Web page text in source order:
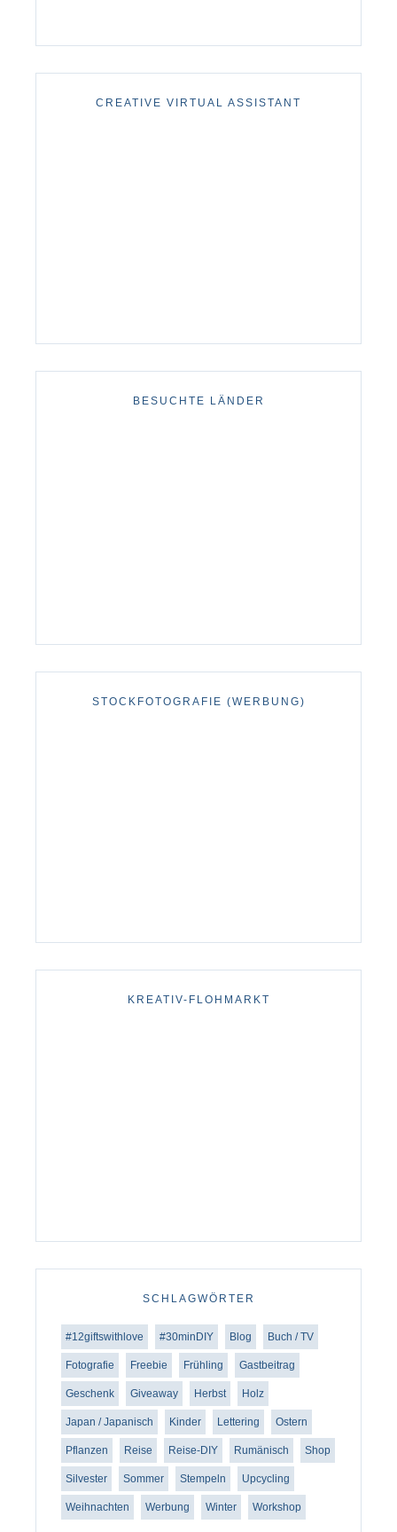
CREATIVE VIRTUAL ASSISTANT
BESUCHTE LÄNDER
STOCKFOTOGRAFIE (WERBUNG)
KREATIV-FLOHMARKT
SCHLAGWÖRTER
#12giftswithlove #30minDIY Blog Buch / TV
Fotografie Freebie Frühling Gastbeitrag
Geschenk Giveaway Herbst Holz
Japan / Japanisch Kinder Lettering Ostern
Pflanzen Reise Reise-DIY Rumänisch Shop
Silvester Sommer Stempeln Upcycling
Weihnachten Werbung Winter Workshop